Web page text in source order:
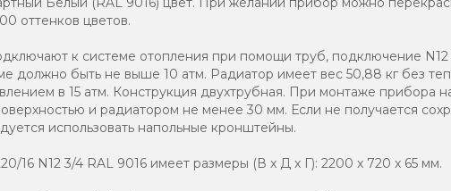
оттенков цветов.
к системе отопления при помощи труб, подключение
должно быть не выше 10 атм. Радиатор имеет вес 50,88 кг без
в 15 атм. Конструкция двухтрубная. При монтаже прибора
и радиатором не менее 30 мм. Если не получается
использовать напольные кронштейны.
16 N12 3/4 RAL 9016 имеет размеры (В x Д x Г): 2200 x 720 x 65 мм.